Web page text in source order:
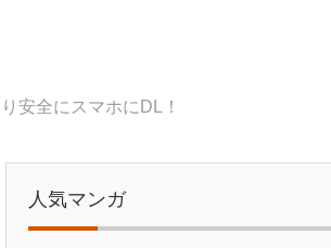
安全にスマホにDL！
人気マンガ